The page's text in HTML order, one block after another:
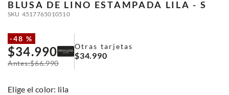
BLUSA DE LINO ESTAMPADA LILA - S
SKU 4517765010510
-48 %
$34.990
$66.990
Otras tarjetas
$34.990
: lila